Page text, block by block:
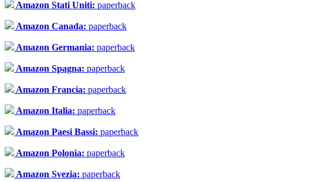
Amazon Stati Uniti: paperback
Amazon Canada: paperback
Amazon Germania: paperback
Amazon Spagna: paperback
Amazon Francia: paperback
Amazon Italia: paperback
Amazon Paesi Bassi: paperback
Amazon Polonia: paperback
Amazon Svezia: paperback